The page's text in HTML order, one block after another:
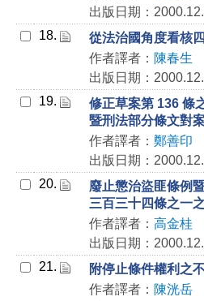
出版日期：
18.
從法治國角度看核
作者譯者： 陳春生
出版日期：
19.
修正草案第 136 條
暨刑法部分條文對
作者譯者： 鄭善印
出版日期：
20.
廢止懲治盜匪條例
三百三十四條之一
作者譯者： 高金桂
出版日期：
21.
附停止條件權利之
作者譯者： 陳洸岳